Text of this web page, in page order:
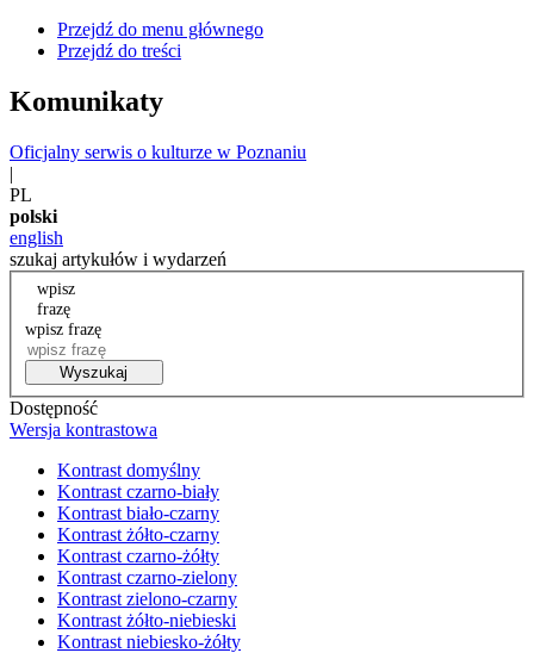
Przejdź do menu głównego
Przejdź do treści
Komunikaty
Oficjalny serwis o kulturze w Poznaniu
|
PL
polski
english
szukaj artykułów i wydarzeń
wpisz
frazę
wpisz frazę
Wyszukaj
Dostępność
Wersja kontrastowa
Kontrast domyślny
Kontrast czarno-biały
Kontrast biało-czarny
Kontrast żółto-czarny
Kontrast czarno-żółty
Kontrast czarno-zielony
Kontrast zielono-czarny
Kontrast żółto-niebieski
Kontrast niebiesko-żółty